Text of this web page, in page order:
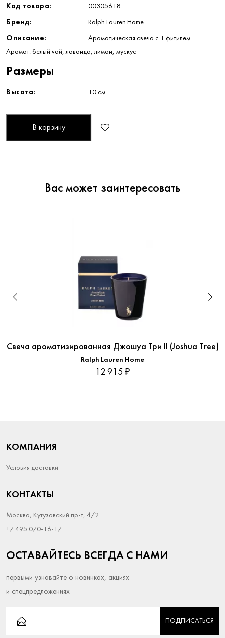
Код товара: 00305618
Бренд: Ralph Lauren Home
Описание: Ароматическая свеча с 1 фитилем
Аромат: белый чай, лаванда, лимон, мускус
Размеры
Высота: 10 см
В корзину
Вас может заинтересовать
Свеча ароматизированная Джошуа Три II (Joshua Tree)
Ralph Lauren Home
12 915 ₽
КОМПАНИЯ
Условия доставки
КОНТАКТЫ
Москва, Кутузовский пр-т, 4/2
+7 495 070-16-17
ОСТАВАЙТЕСЬ ВСЕГДА С НАМИ
первыми узнавайте о новинках, акциях
и спецпредложениях
ПОДПИСАТЬСЯ